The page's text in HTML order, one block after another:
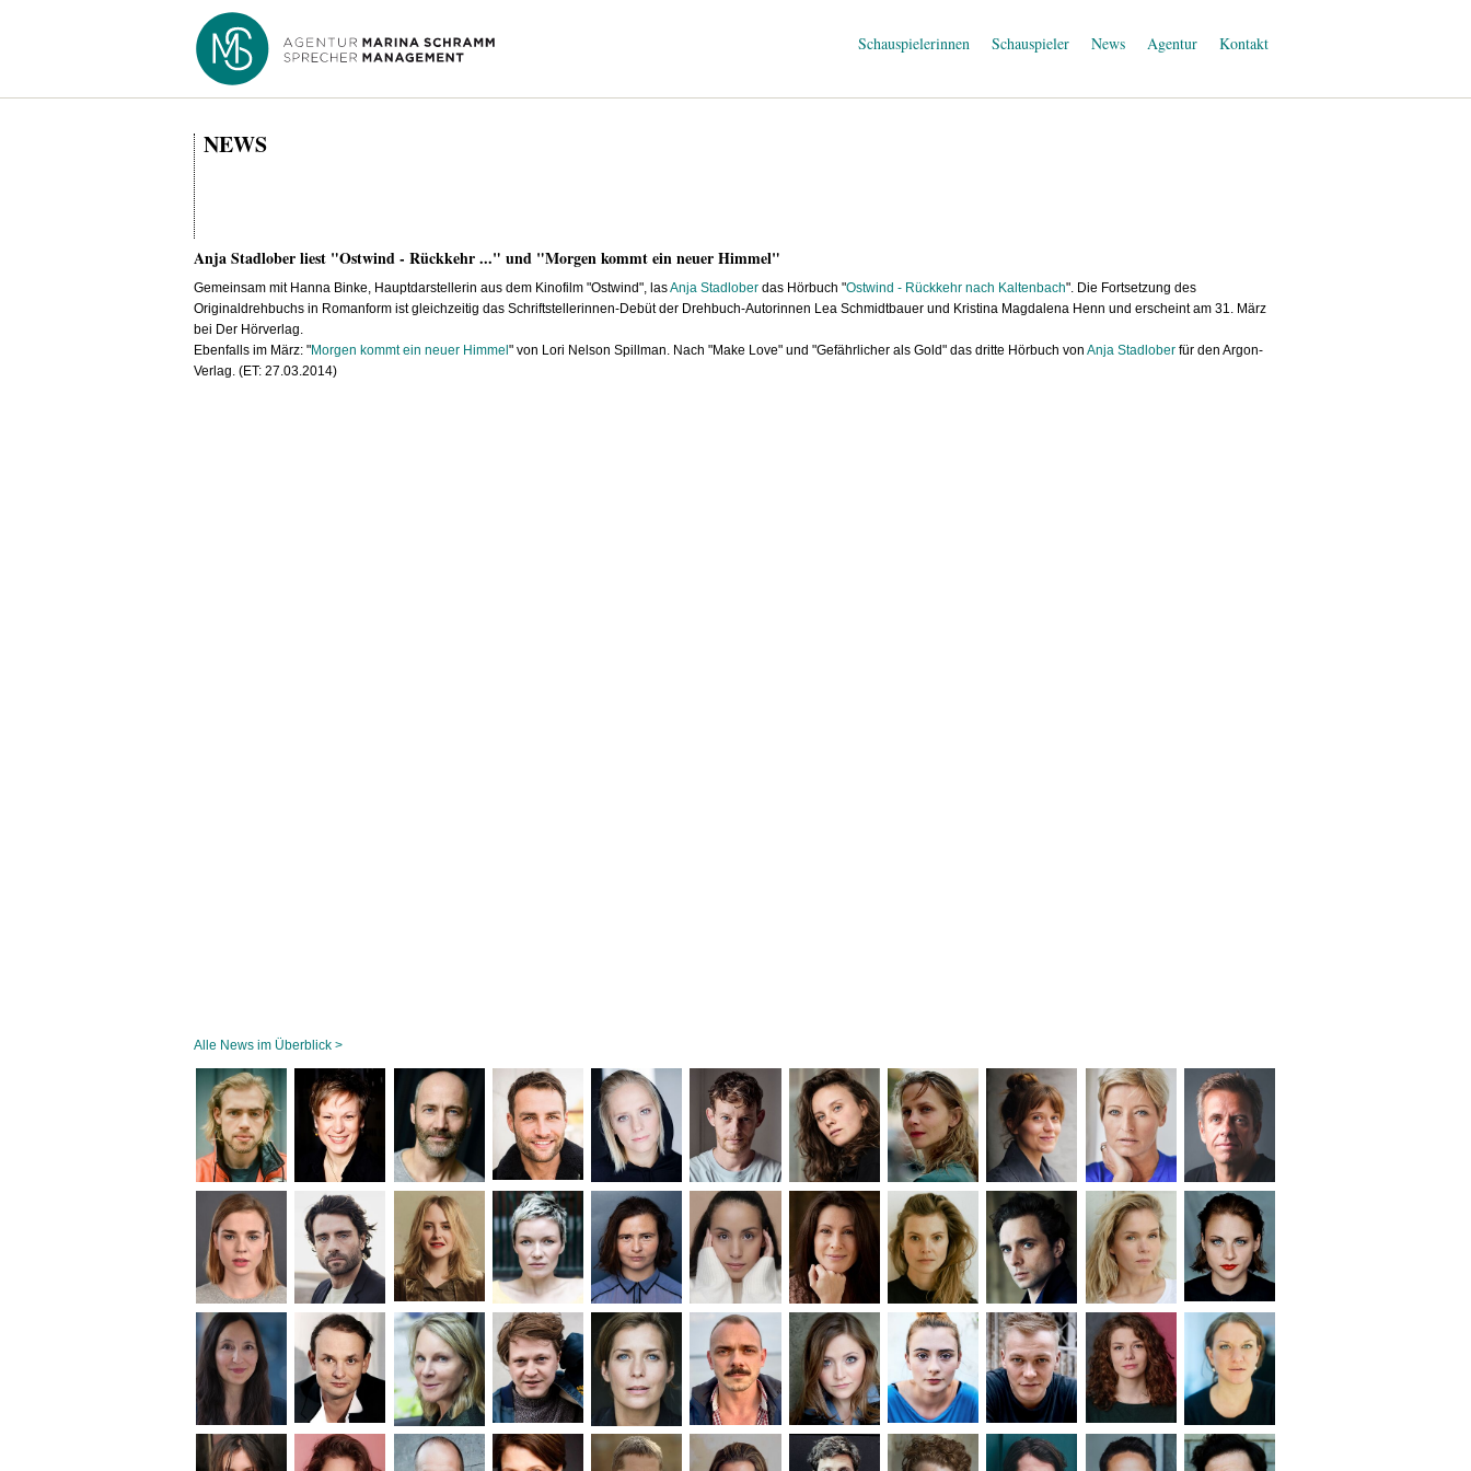
Schauspielerinnen Schauspieler News Agentur Kontakt
NEWS
Anja Stadlober liest "Ostwind - Rückkehr ..." und "Morgen kommt ein neuer Himmel"
Gemeinsam mit Hanna Binke, Hauptdarstellerin aus dem Kinofilm "Ostwind", lasAnja Stadlober das Hörbuch "Ostwind - Rückkehr nach Kaltenbach". Die Fortsetzung des
Originaldrehbuchs in Romanform ist gleichzeitig das Schriftstellerinnen-Debüt der Drehbuch-Autorinnen Lea Schmidtbauer und Kristina Magdalena Henn und erscheint am 31. März
bei Der Hörverlag.
Ebenfalls im März: "Morgen kommt ein neuer Himmel" von Lori Nelson Spillman. Nach "Make Love" und "Gefährlicher als Gold" das dritte Hörbuch von Anja Stadlober für den Argon-
Verlag. (ET: 27.03.2014)
Alle News im Überblick >
Navigation
überspringen